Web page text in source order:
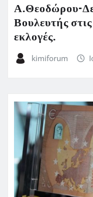
Α.Θεοδώρου-
Βουλευτής
εκλογές.
kimiforum